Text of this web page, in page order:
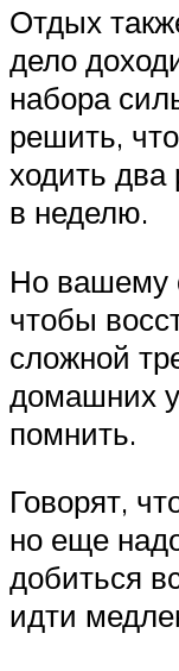
Отдых
дело
набора
решить,
ходить два
в неделю.
Но вашему
чтобы
сложной
домашних
помнить.
Говорят,
но еще
добиться
идти